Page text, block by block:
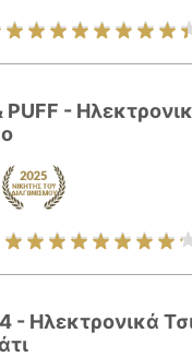
PUFF -
- Ηλεκτρονικά